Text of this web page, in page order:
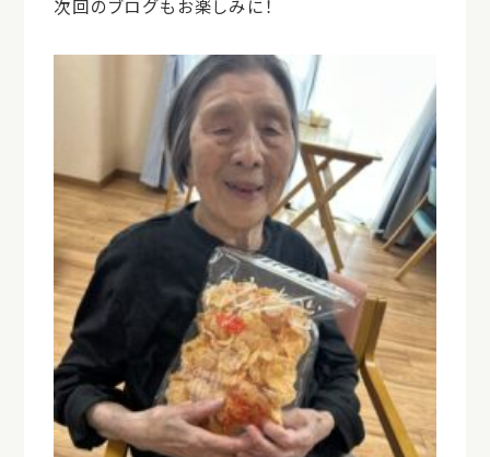
次回のブログもお楽しみに！